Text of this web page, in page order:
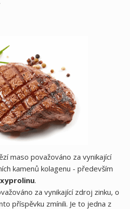
maso považováno za vynikající
kamenů kolagenu - především
.
za vynikající zdroj zinku, o
příspěvku zmínili. Je to jedna z